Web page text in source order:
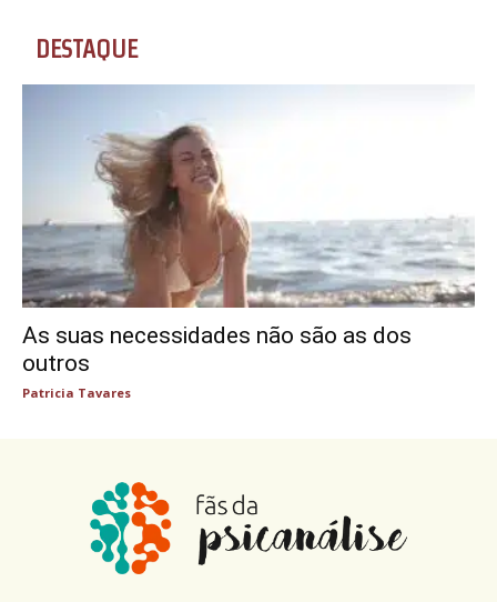
DESTAQUE
As suas necessidades não são as dos
outros
Patricia Tavares